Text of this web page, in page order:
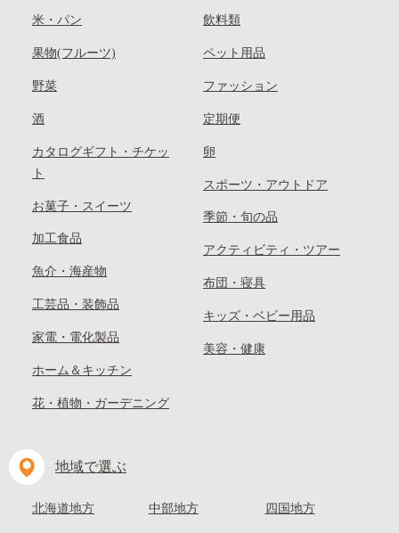
米・パン
果物(フルーツ)
野菜
酒
カタログギフト・チケッ
ト
お菓子・スイーツ
加工食品
魚介・海産物
工芸品・装飾品
家電・電化製品
ホーム＆キッチン
花・植物・ガーデニング
飲料類
ペット用品
ファッション
定期便
卵
スポーツ・アウトドア
季節・旬の品
アクティビティ・ツアー
布団・寝具
キッズ・ベビー用品
美容・健康
地域で選ぶ
北海道地方 中部地方 四国地方